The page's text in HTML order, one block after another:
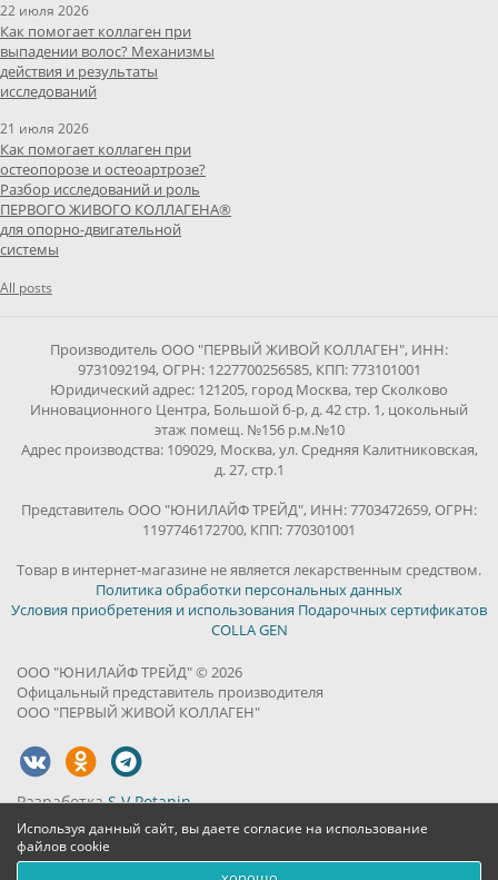
Используя данный сайт, вы даете согласие на использование
файлов cookie
22 июля 2026
Как помогает коллаген при
выпадении волос? Механизмы
действия и результаты
исследований
21 июля 2026
Как помогает коллаген при
остеопорозе и остеоартрозе?
Разбор исследований и роль
ПЕРВОГО ЖИВОГО КОЛЛАГЕНА®
для опорно-двигательной
системы
All posts
Производитель ООО "ПЕРВЫЙ ЖИВОЙ КОЛЛАГЕН", ИНН:
9731092194, ОГРН: 1227700256585, КПП: 773101001
Юридический адрес: 121205, город Москва, тер Сколково
Инновационного Центра, Большой б-р, д. 42 стр. 1, цокольный
этаж помещ. №156 р.м.№10
Адрес производства: 109029, Москва, ул. Средняя Калитниковская,
д. 27, стр.1
Представитель ООО "ЮНИЛАЙФ ТРЕЙД", ИНН: 7703472659, ОГРН:
1197746172700, КПП: 770301001
Товар в интернет-магазине не является лекарственным средством.
Политика обработки персональных данных
Условия приобретения и использования Подарочных сертификатов
COLLA GEN
ООО "ЮНИЛАЙФ ТРЕЙД" © 2026
Офицальный представитель производителя
ООО "ПЕРВЫЙ ЖИВОЙ КОЛЛАГЕН"
РазработкаS.V.Potanin